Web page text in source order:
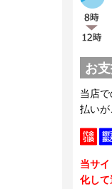
お
当店
払いが
当サ
化して